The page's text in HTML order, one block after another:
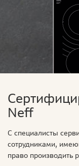
Neff
С специалисты
сотрудниками,
право производить